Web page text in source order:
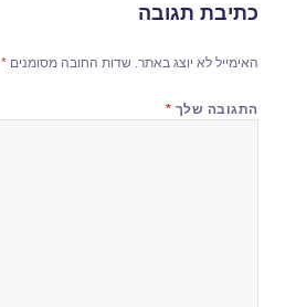
כתיבת תגובה
האימייל לא יוצג באתר. שדות החובה מסומנים*
התגובה שלך *